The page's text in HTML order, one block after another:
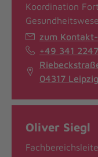
Koordination
zum
+49 341
04317 Leipzig
Oliver Siegl